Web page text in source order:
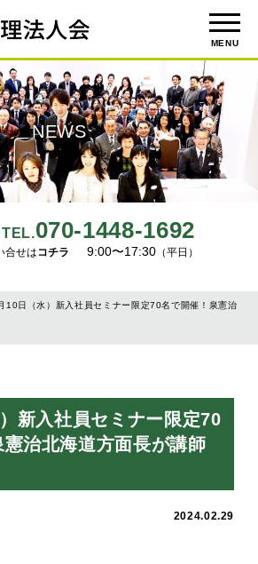
MENU
TEL.070-1448-1692
合せはコチラ 9:00〜17:30 （平日）
NEWS
10日（水）新入社員セミナー限定70名で開催！泉憲治
新入社員セミナー限定70
治北海道方面長が講師
2024.02.29